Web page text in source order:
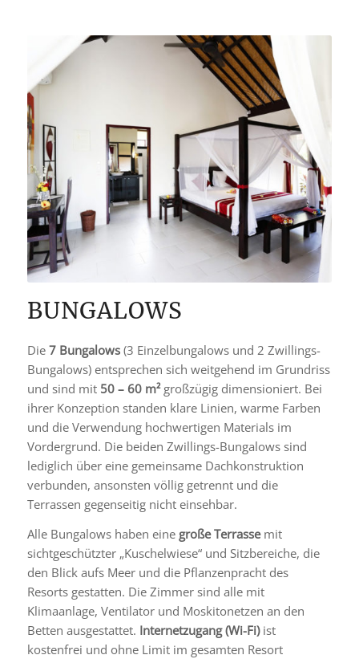
BUNGALOWS
Die 7 Bungalows(3 Einzelbungalows und 2 Zwillings-
Bungalows) entsprechen sich weit­gehend im Grundriss
und sind mit 50 – 60 m² großzügig dimensioniert. Bei
ihrer Konzeption standen klare Linien, warme Farben
und die Verwendung hochwertigen Materials im
Vordergrund. Die beiden Zwillings-Bungalows sind
lediglich über eine gemeinsame Dach­konstruktion
verbunden, ansonsten völlig getrennt und die
Terrassen gegenseitig nicht einsehbar.
Alle Bungalows haben eine große Terrassemit
sichtgeschützter „Kuschelwiese“ und Sitzbereiche, die
den Blick aufs Meer und die Pflanzenpracht des
Resorts gestatten. Die Zimmer sind alle mit
Klimaanlage, Ventilator und Moskitonetzen an den
Betten ausgestattet. Internetzugang (Wi-Fi)ist
kostenfrei und ohne Limit im gesamten Resort